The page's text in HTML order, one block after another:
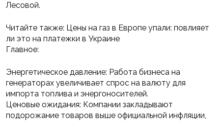
Лесовой.
Читайте также: Цены на газ в Европе упали: повлияет
ли это на платежки в Украине
Главное:
Энергетическое давление: Работа бизнеса на
генераторах увеличивает спрос на валюту для
импорта топлива и энергоносителей.
Ценовые ожидания: Компании закладывают
подорожание товаров выше официальной инфляции,